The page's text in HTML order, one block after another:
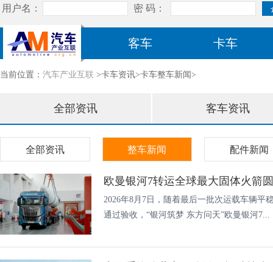
客车 卡车
当前位置： 汽车产业互联 >卡车资讯>卡车整车新闻>
全部资讯 客车资讯
全部资讯 整车新闻 配件新闻
欧曼银河7转运全球最大固体火箭
2026年8月7日，随着最后一批次运载车辆平
通过验收，“银河筑梦 东方问天”欧曼银河7...